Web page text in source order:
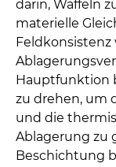
darin, Waffeln
materielle
Feldkonsistenz
Hauptfunktion
zu drehen, um
und die
Ablagerung zu
Beschichtung